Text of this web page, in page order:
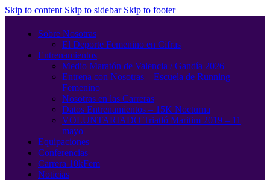
Skip to content Skip to sidebar Skip to footer
Sobre Nosotras
El Deporte Femenino en Cifras
Entrenamientos
Medio Maratón de Valencia / Gandía 2026
Entrena con Nosotras – Escuela de Running
Femenino
Nosotras en las Carreras
Datos Entrenamientos – 15K Nocturna
VOLUNTARIADO Triatló Maritim 2019 – 11
mayo
Equipaciones
Conferencias
Carrera 10kFem
Noticias